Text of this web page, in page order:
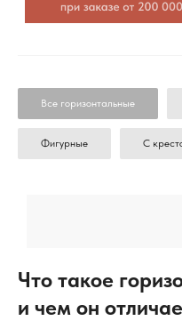
Все горизонтальные
Фигурные С
Что такое
и чем он